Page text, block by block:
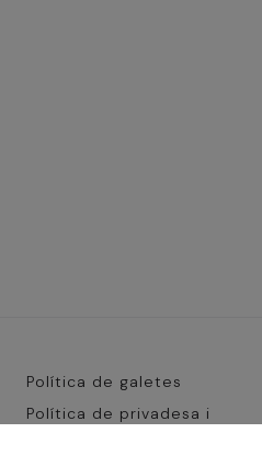
Política de galetes
Política de privadesa i